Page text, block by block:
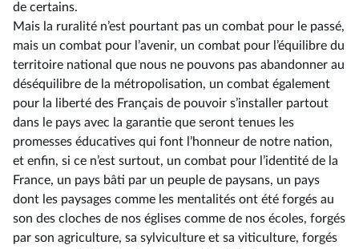
de certains.
Mais la ruralité n’est pourtant pas un combat pour le passé,
mais un combat pour l’avenir, un combat pour l’équilibre du
territoire national que nous ne pouvons pas abandonner au
déséquilibre de la métropolisation, un combat également
pour la liberté des Français de pouvoir s’installer partout
dans le pays avec la garantie que seront tenues les
promesses éducatives qui font l’honneur de notre nation,
et enfin, si ce n’est surtout, un combat pour l’identité de la
France, un pays bâti par un peuple de paysans, un pays
dont les paysages comme les mentalités ont été forgés au
son des cloches de nos églises comme de nos écoles, forgés
par son agriculture, sa sylviculture et sa viticulture, forgés